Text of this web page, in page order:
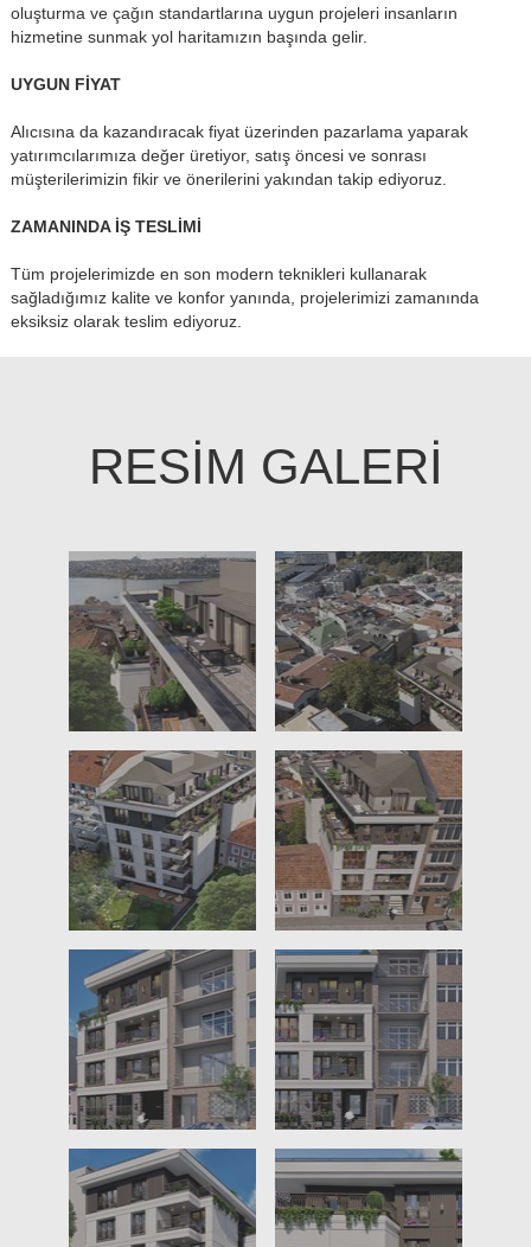
oluşturma ve çağın standartlarına uygun projeleri insanların
hizmetine sunmak yol haritamızın başında gelir.
UYGUN FİYAT
Alıcısına da kazandıracak fiyat üzerinden pazarlama yaparak
yatırımcılarımıza değer üretiyor, satış öncesi ve sonrası
müşterilerimizin fikir ve önerilerini yakından takip ediyoruz.
ZAMANINDA İŞ TESLİMİ
Tüm projelerimizde en son modern teknikleri kullanarak
sağladığımız kalite ve konfor yanında, projelerimizi zamanında
eksiksiz olarak teslim ediyoruz.
RESİM GALERİ